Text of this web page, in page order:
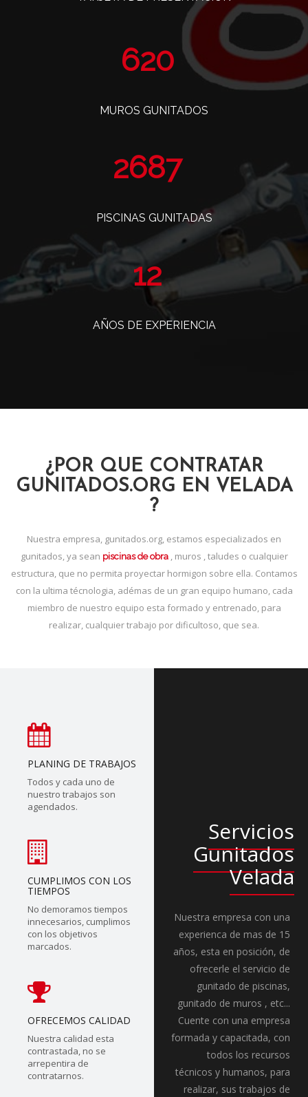
757
MUROS GUNITADOS
3284
PISCINAS GUNITADAS
14
AÑOS DE EXPERIENCIA
¿POR QUE CONTRATAR
GUNITADOS.ORG EN VELADA
?
Nuestra empresa, gunitados.org, estamos especializados en
gunitados, ya sean piscinas de obra, muros , taludes o cualquier
estructura, que no permita proyectar hormigon sobre ella. Contamos
con la ultima técnologia, adémas de un gran equipo humano, cada
miembro de nuestro equipo esta formado y entrenado, para
realizar, cualquier trabajo por dificultoso, que sea.
PLANING DE TRABAJOS
Todos y cada uno de
nuestro trabajos son
agendados.
CUMPLIMOS CON LOS
TIEMPOS
No demoramos tiempos
innecesarios, cumplimos
con los objetivos
marcados.
OFRECEMOS CALIDAD
Nuestra calidad esta
contrastada, no se
arrepentira de
contratarnos.
Servicios
Gunitados
Velada
Nuestra empresa con una
experienca de mas de 15
años, esta en posición, de
ofrecerle el servicio de
gunitado de piscinas,
gunitado de muros , etc...
Cuente con una empresa
formada y capacitada, con
todos los recursos
técnicos y humanos, para
realizar, sus trabajos de